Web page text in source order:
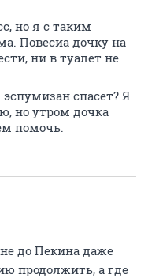
но я с таким
Повесиа дочку на
ни в туалет не
спасет? Я
но утром дочка
помочь.
до Пекина даже
продолжить, а где